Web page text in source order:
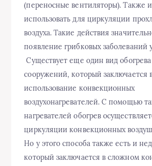
(переносные вентиляторы). Также
использовать для циркуляции
воздуха. Такие действия
появление грибковых заболеваний
Существует еще один вид обогрева
сооружений, который заключается
использование конвекционных
воздухонагревателей. С помощью
нагревателей обогрев
циркуляции конвекционных
Но у этого способа также есть и
который заключается в сложном